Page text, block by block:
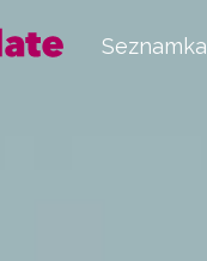
Seznamka